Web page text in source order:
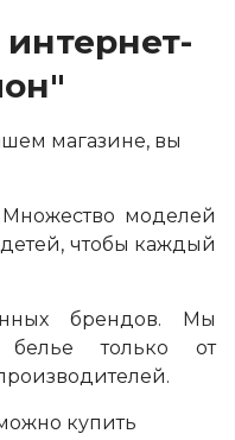
магазине, вы
моделей
чтобы каждый
брендов. Мы
белье только от
купить